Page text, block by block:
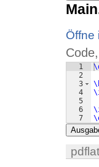
Öffne
1
2
3
4
5
6
7